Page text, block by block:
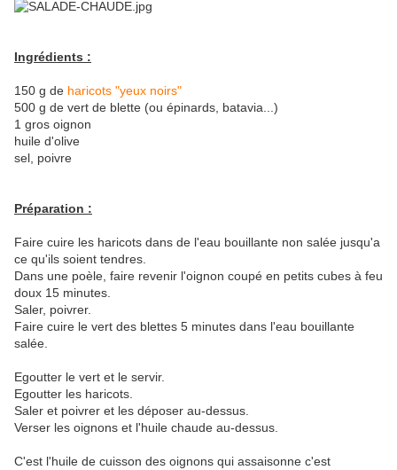
Ingrédients :
150 g de haricots "yeux noirs"
500 g de vert de blette (ou épinards, batavia...)
1 gros oignon
huile d'olive
sel, poivre
Préparation :
Faire cuire les haricots dans de l'eau bouillante non salée jusqu'a
ce qu'ils soient tendres.
Dans une poèle, faire revenir l'oignon coupé en petits cubes à feu
doux 15 minutes.
Saler, poivrer.
Faire cuire le vert des blettes 5 minutes dans l'eau bouillante
salée.
Egoutter le vert et le servir.
Egoutter les haricots.
Saler et poivrer et les déposer au-dessus.
Verser les oignons et l'huile chaude au-dessus.
C'est l'huile de cuisson des oignons qui assaisonne c'est